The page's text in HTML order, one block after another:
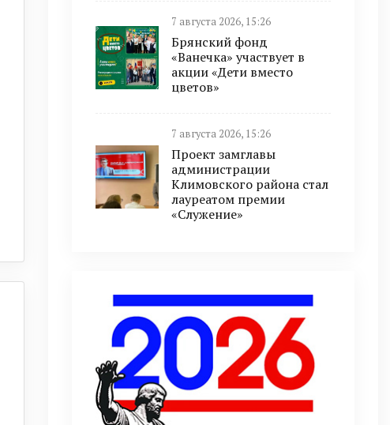
7 августа 2026, 15:26
Брянский фонд
«Ванечка» участвует в
акции «Дети вместо
цветов»
7 августа 2026, 15:26
Проект замглавы
администрации
Климовского района стал
лауреатом премии
«Служение»